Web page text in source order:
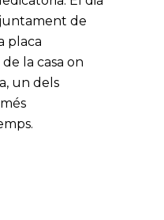
de
placa
la casa on
un dels